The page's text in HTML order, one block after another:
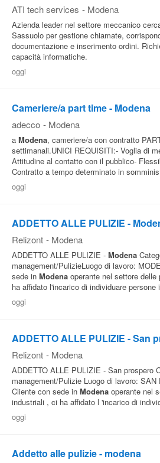
ATI tech services - Modena
Azienda leader nel settore meccanico
Sassuolo per gestione chiamate,
documentazione e inserimento ordini.
capacità informatiche.
oggi
Cameriere/a part time - Modena
adecco - Modena
a Modena, cameriere/a con contratto
settimanali.UNICI REQUISITI:- Voglia di
Attitudine al contatto con il pubblico-
Contratto a tempo determinato in
oggi
ADDETTO ALLE PULIZIE -
Relizont - Modena
ADDETTO ALLE PULIZIE - Modena
management/PulizieLuogo di lavoro:
sede in Modena operante nel settore
ha affidato l'incarico di individuare persone
oggi
ADDETTO ALLE PULIZIE - San
Relizont - Modena
ADDETTO ALLE PULIZIE - San prospero
management/Pulizie Luogo di lavoro:
Cliente con sede in Modena operante nel
industriali , ci ha affidato l 'incarico di
oggi
Addetto alle pulizie - modena